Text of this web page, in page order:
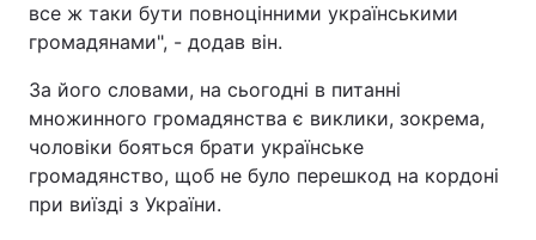
все ж таки бути повноцінними українськими
громадянами", - додав він.
За його словами, на сьогодні в питанні
множинного громадянства є виклики, зокрема,
чоловіки бояться брати українське
громадянство, щоб не було перешкод на кордоні
при виїзді з України.